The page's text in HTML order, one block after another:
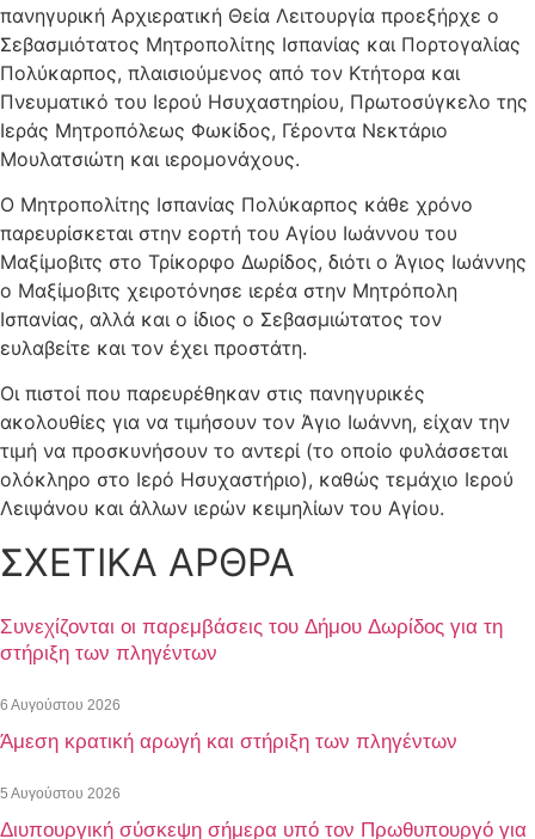
πανηγυρική Αρχιερατική Θεία Λειτουργία προεξήρχε ο
Σεβασμιότατος Μητροπολίτης Ισπανίας και Πορτογαλίας
Πολύκαρπος, πλαισιούμενος από τον Κτήτορα και
Πνευματικό του Ιερού Ησυχαστηρίου, Πρωτοσύγκελο της
Ιεράς Μητροπόλεως Φωκίδος, Γέροντα Νεκτάριο
Μουλατσιώτη και ιερομονάχους.
Ο Μητροπολίτης Ισπανίας Πολύκαρπος κάθε χρόνο
παρευρίσκεται στην εορτή του Αγίου Ιωάννου του
Μαξίμοβιτς στο Τρίκορφο Δωρίδος, διότι ο Άγιος Ιωάννης
ο Μαξίμοβιτς χειροτόνησε ιερέα στην Μητρόπολη
Ισπανίας, αλλά και ο ίδιος ο Σεβασμιώτατος τον
ευλαβείτε και τον έχει προστάτη.
Οι πιστοί που παρευρέθηκαν στις πανηγυρικές
ακολουθίες για να τιμήσουν τον Άγιο Ιωάννη, είχαν την
τιμή να προσκυνήσουν το αντερί (το οποίο φυλάσσεται
ολόκληρο στο Ιερό Ησυχαστήριο), καθώς τεμάχιο Ιερού
Λειψάνου και άλλων ιερών κειμηλίων του Αγίου.
ΣΧΕΤΙΚΑ ΑΡΘΡΑ
Συνεχίζονται οι παρεμβάσεις του Δήμου Δωρίδος για τη
στήριξη των πληγέντων
6 Αυγούστου 2026
Άμεση κρατική αρωγή και στήριξη των πληγέντων
5 Αυγούστου 2026
Διυπουργική σύσκεψη σήμερα υπό τον Πρωθυπουργό για